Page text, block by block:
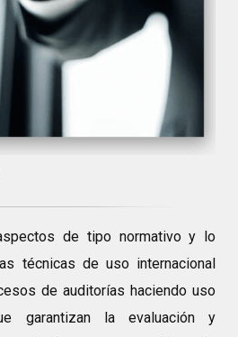
de tipo normativo y lo
técnicas de uso internacional
de auditorías haciendo uso
garantizan la evaluación y